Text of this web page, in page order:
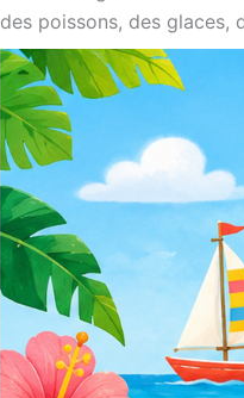
des poissons, des glaces,